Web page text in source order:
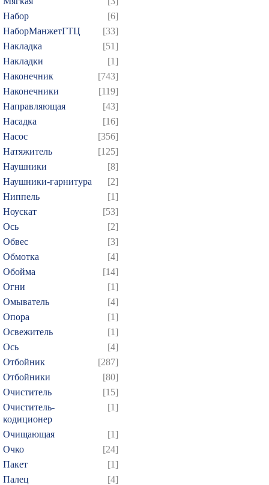
Набор
[6]
НаборМанжетГТЦ
[33]
Накладка
[51]
Накладки
[1]
Наконечник
[743]
Наконечники
[119]
Направляющая
[43]
Насадка
[16]
Насос
[356]
Натяжитель
[125]
Наушники
[8]
Наушники-гарнитура
[2]
Ниппель
[1]
Ноускат
[53]
Оcь
[2]
Обвес
[3]
Обмотка
[4]
Обойма
[14]
Огни
[1]
Омыватель
[4]
Опора
[1]
Освежитель
[1]
Ось
[4]
Отбойник
[287]
Отбойники
[80]
Очиститель
[15]
Очиститель-
кодиционер
[1]
Очищающая
[1]
Очко
[24]
Пакет
[1]
Палец
[4]